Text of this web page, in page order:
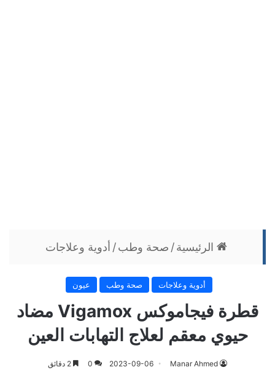
الرئيسية / صحة وطب / أدوية وعلاجات
أدوية وعلاجات صحة وطب عيون
قطرة فيجاموكس Vigamox مضاد
حيوي معقم لعلاج التهابات العين
Manar Ahmed
2023-09-06
0